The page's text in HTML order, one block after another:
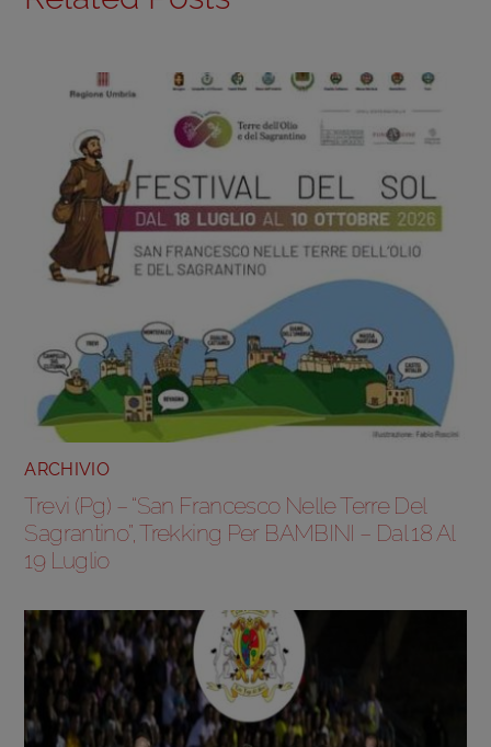
ARCHIVIO
Trevi (Pg) – “San Francesco Nelle Terre Del
Sagrantino”, Trekking Per BAMBINI – Dal 18 Al
19 Luglio